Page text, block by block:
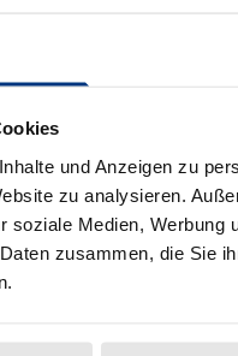
und Anzeigen zu
zu analysieren.
soziale Medien,
zusammen, die Sie
options